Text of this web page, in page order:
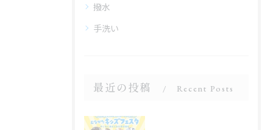
撥水
手洗い
最近の投稿 Recent Posts